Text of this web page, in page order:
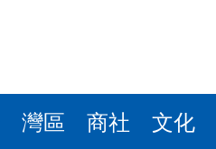
灣區 商社 文化